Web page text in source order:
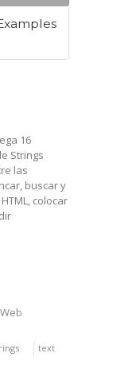
16
Strings
las
buscar y
colocar
text